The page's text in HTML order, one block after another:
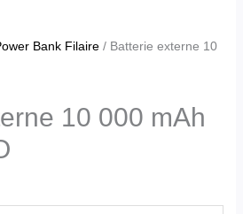
Bank Filaire/ Batterie externe 10
10 000 mAh